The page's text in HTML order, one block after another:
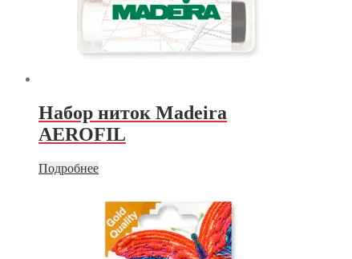
Набор ниток Madeira
AEROFIL
Подробнее